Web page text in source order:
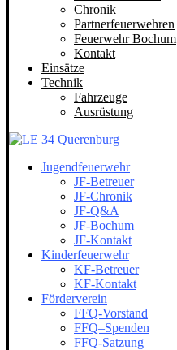
Chronik
Partnerfeuerwehren
Feuerwehr Bochum
Kontakt
Einsätze
Technik
Fahrzeuge
Ausrüstung
Jugendfeuerwehr
JF-Betreuer
JF-Chronik
JF-Q&A
JF-Bochum
JF-Kontakt
Kinderfeuerwehr
KF-Betreuer
KF-Kontakt
Förderverein
FFQ-Vorstand
FFQ–Spenden
FFQ-Satzung